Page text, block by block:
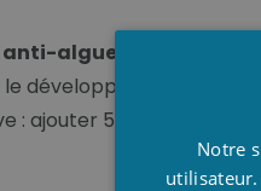
algues 1L – 3l- 6l
développement et la
: ajouter 50 ml par 10 m³
Notre
utilisateur.